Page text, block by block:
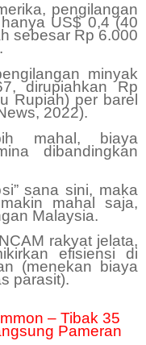
pengilangan
US$ 0,4 (40
sebesar Rp 6.000
minyak
dirupiahkan Rp
Rupiah) per barel
2022).
mahal, biaya
dibandingkan
sana sini, maka
mahal saja,
Malaysia.
rakyat jelata,
efisiensi di
(menekan biaya
parasit).
– Tibak 35
Pameran